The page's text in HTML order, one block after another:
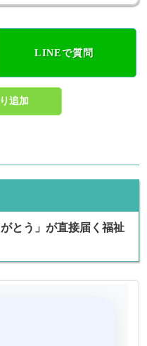
LINEで質問
追加
とう」が直接届く福祉